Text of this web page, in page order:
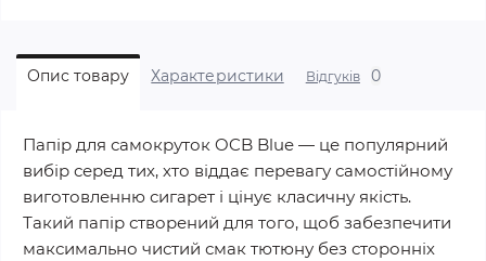
Опис товару Характеристики Відгуків 0
Папір для самокруток OCB Blue — це популярний
вибір серед тих, хто віддає перевагу самостійному
виготовленню сигарет і цінує класичну якість.
Такий папір створений для того, щоб забезпечити
максимально чистий смак тютюну без сторонніх